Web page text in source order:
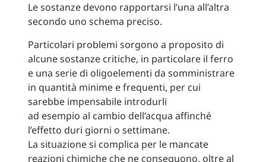
Le sostanze devono rapportarsi l’una all’altra
secondo uno schema preciso.
Particolari problemi sorgono a proposito di
alcune sostanze critiche, in particolare il ferro
e una serie di oligoelementi da somministrare
in quantità minime e frequenti, per cui
sarebbe impensabile introdurli
ad esempio al cambio dell’acqua affinché
l’effetto duri giorni o settimane.
La situazione si complica per le mancate
reazioni chimiche che ne conseguono, oltre al